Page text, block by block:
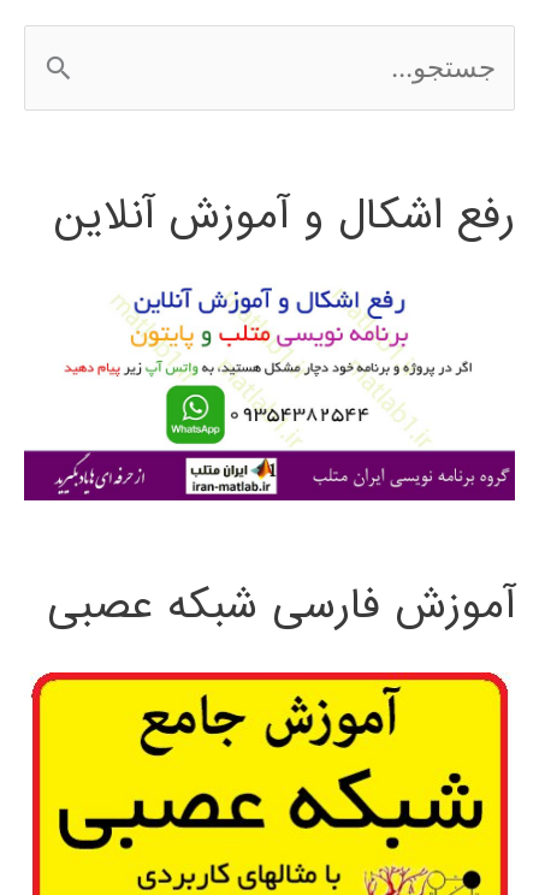
س
ج
ی
رفع اشکال و آموزش آنلاین
آموزش فارسی شبکه عصبی